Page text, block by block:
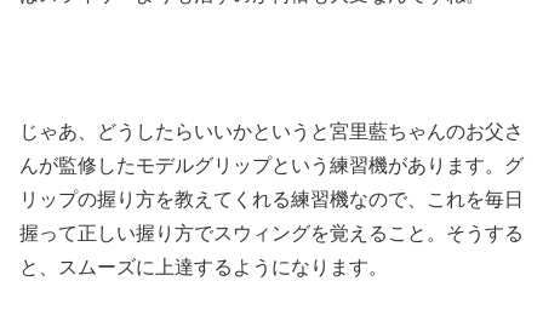
じゃあ、どうしたらいいかというと宮里藍ちゃんのお父さ
んが監修したモデルグリップという練習機があります。グ
リップの握り方を教えてくれる練習機なので、これを毎日
握って正しい握り方でスウィングを覚えること。そうする
と、スムーズに上達するようになります。